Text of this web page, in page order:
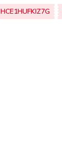
HCE1HUFKIZ7G